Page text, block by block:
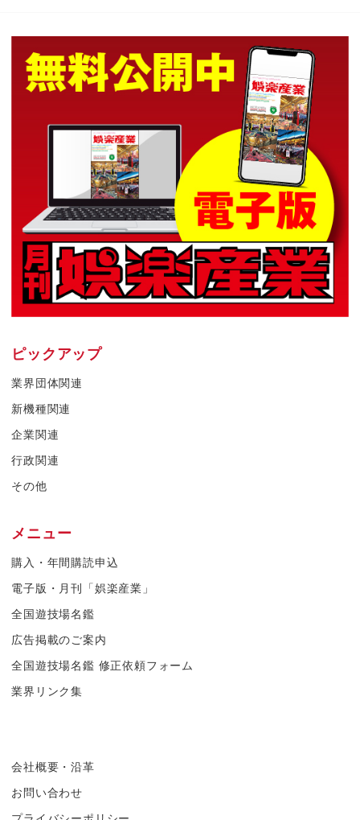
ピックアップ
業界団体関連
新機種関連
企業関連
行政関連
その他
メニュー
購入・年間購読申込
電子版・月刊「娯楽産業」
全国遊技場名鑑
広告掲載のご案内
全国遊技場名鑑 修正依頼フォーム
業界リンク集
会社概要・沿革
お問い合わせ